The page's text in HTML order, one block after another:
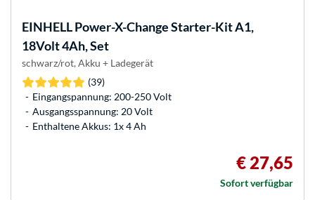
EINHELLPower-X-Change Starter-Kit A1,
18Volt 4Ah, Set
schwarz/rot, Akku + Ladegerät
(39)
Eingangspannung: 200-250 Volt
Ausgangsspannung: 20 Volt
Enthaltene Akkus: 1x 4 Ah
€ 27,65
Sofort verfügbar